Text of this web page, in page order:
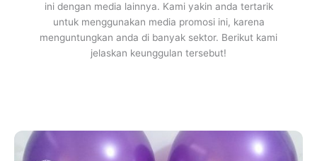
ini dengan media lainnya. Kami yakin anda tertarik
untuk menggunakan media promosi ini, karena
menguntungkan anda di banyak sektor. Berikut kami
jelaskan keunggulan tersebut!